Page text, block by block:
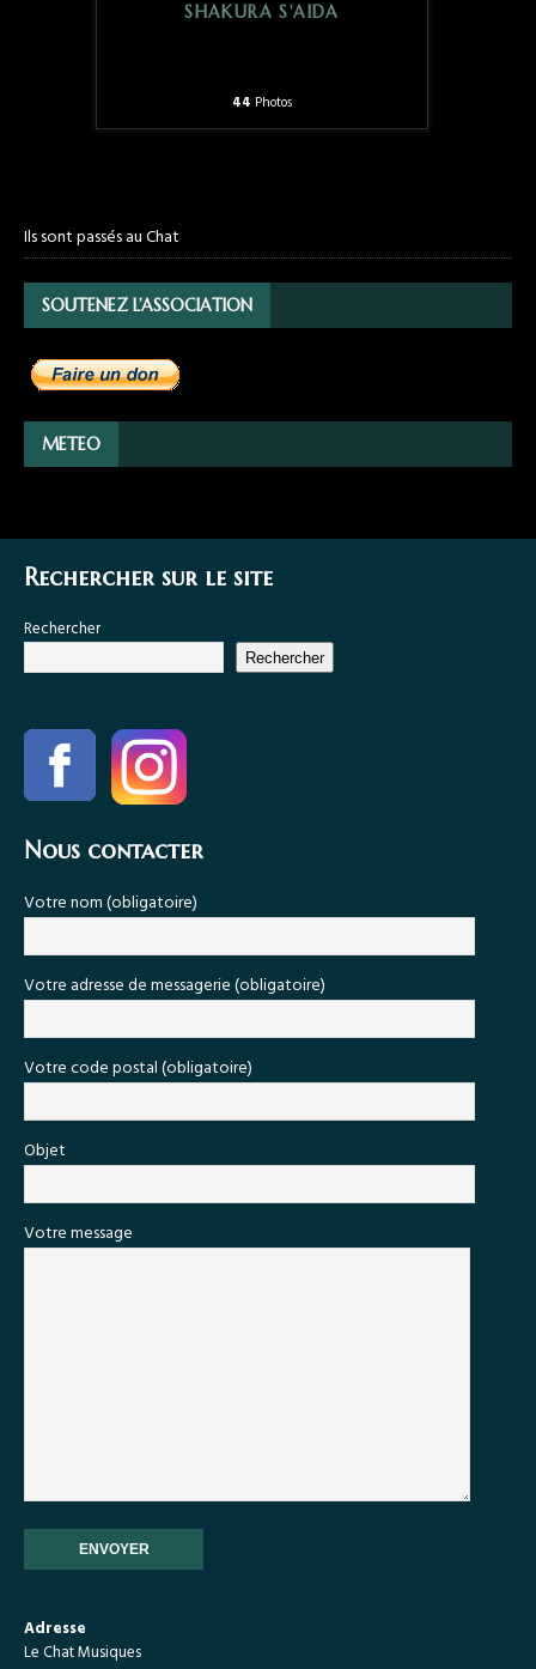
SHAKURA S'AIDA
44 Photos
Ils sont passés au Chat
SOUTENEZ L’ASSOCIATION
METEO
Rechercher sur le site
Rechercher
Rechercher
Nous contacter
Votre nom (obligatoire)
Votre adresse de messagerie (obligatoire)
Votre code postal (obligatoire)
Objet
Votre message
Adresse
Le Chat Musiques